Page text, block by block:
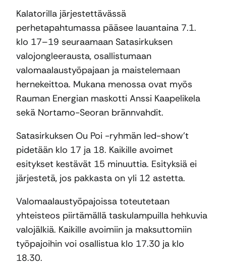
Kalatorilla järjestettävässä
perhetapahtumassa pääsee lauantaina 7.1.
klo 17–19 seuraamaan Satasirkuksen
valojongleerausta, osallistumaan
valomaalaustyöpajaan ja maistelemaan
hernekeittoa. Mukana menossa ovat myös
Rauman Energian maskotti Anssi Kaapelikela
sekä Nortamo-Seoran brännvahdit.
Satasirkuksen Ou Poi -ryhmän led-show’t
pidetään klo 17 ja 18. Kaikille avoimet
esitykset kestävät 15 minuuttia. Esityksiä ei
järjestetä, jos pakkasta on yli 12 astetta.
Valomaalaustyöpajoissa toteutetaan
yhteisteos piirtämällä taskulampuilla hehkuvia
valojälkiä. Kaikille avoimiin ja maksuttomiin
työpajoihin voi osallistua klo 17.30 ja klo
18.30.